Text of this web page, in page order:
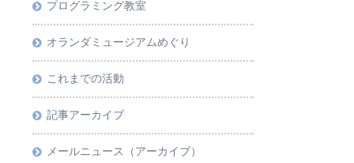
プログラミング教室
オランダミュージアムめぐり
これまでの活動
記事アーカイブ
メールニュース（アーカイブ）